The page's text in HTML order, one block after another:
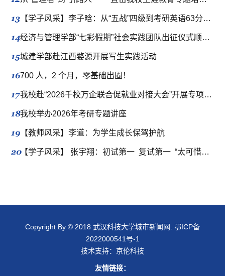
13 【学子风采】李子晗：从“五战”四级到考研英语63分的逆袭，成功上岸！
14经济与管理学部“七彩假期”社会实践团队出征仪式顺利举行
15城建学部赴江西婺源开展写生实践活动
16700 人，2 个月，零基础出圈！
17我校赴“2026千校万企联合促就业对接大会”开展专项拓岗行动
18我校举办2026年考研专题讲座
19 【教师风采】李道：为学生成长保驾护航
20【学子风采】 张宇翔：初试第一 复试第一 “太可惜了”？411分的当事人有话要说
Copyright By © 2018 武汉科技大学城市新闻网. 鄂ICP备
2022000541号-1
技术支持： 京伦科技
友情链接：